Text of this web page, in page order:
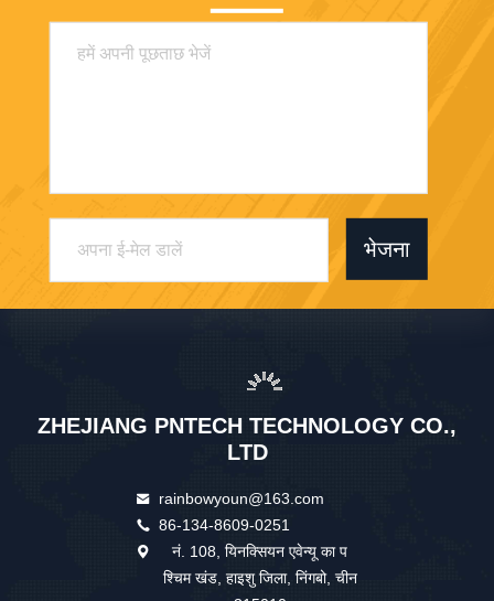
भेजना
ZHEJIANG PNTECH TECHNOLOGY CO.,
LTD
rainbowyoun@163.com
86-134-8609-0251
नं. 108, यिनक्सियन एवेन्यू का प
श्चिम खंड, हाइशु जिला, निंगबो, चीन